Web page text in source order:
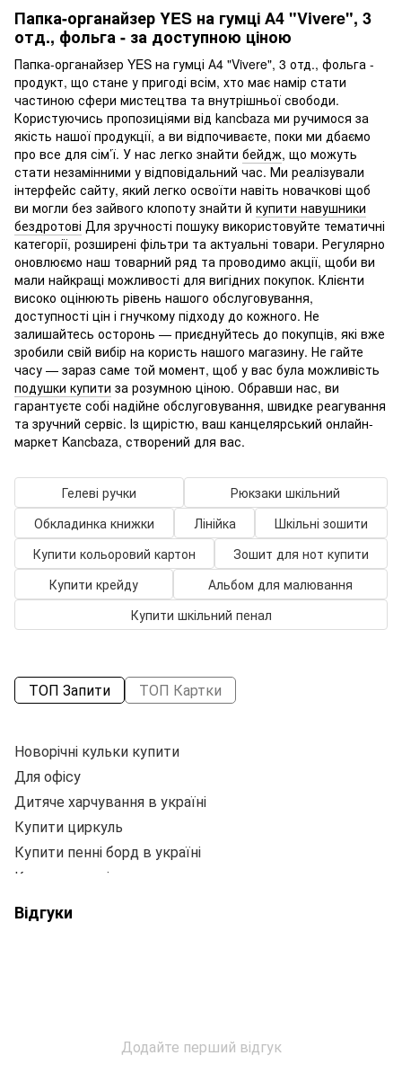
Папка-органайзер YES на гумці А4 "Vivere", 3
отд., фольга - за доступною ціною
Папка-органайзер YES на гумці А4 "Vivere", 3 отд., фольга -
продукт, що стане у пригоді всім, хто має намір стати
частиною сфери мистецтва та внутрішньої свободи.
Користуючись пропозиціями від kancbaza ми ручимося за
якість нашої продукції, а ви відпочиваєте, поки ми дбаємо
про все для сім’ї. У нас легко знайти бейдж, що можуть
стати незамінними у відповідальний час. Ми реалізували
інтерфейс сайту, який легко освоїти навіть новачкові щоб
ви могли без зайвого клопоту знайти й купити навушники
бездротові Для зручності пошуку використовуйте тематичні
категорії, розширені фільтри та актуальні товари. Регулярно
оновлюємо наш товарний ряд та проводимо акції, щоби ви
мали найкращі можливості для вигідних покупок. Клієнти
високо оцінюють рівень нашого обслуговування,
доступності цін і гнучкому підходу до кожного. Не
залишайтесь осторонь — приєднуйтесь до покупців, які вже
зробили свій вибір на користь нашого магазину. Не гайте
часу — зараз саме той момент, щоб у вас була можливість
подушки купити за розумною ціною. Обравши нас, ви
гарантуєте собі надійне обслуговування, швидке реагування
та зручний сервіс. Із щирістю, ваш канцелярський онлайн-
маркет Kancbaza, створений для вас.
Гелеві ручки
Рюкзаки шкільний
Обкладинка книжки
Лінійка
Шкільні зошити
Купити кольоровий картон
Зошит для нот купити
Купити крейду
Альбом для малювання
Купити шкільний пенал
ТОП Запити ТОП Картки
Новорічні кульки купити
Для офісу
Дитяче харчування в україні
Купити циркуль
Купити пенні борд в україні
Купити дитячі прикраси
Іграшкова машина
Силікатний клей
Купити машинку для дитини
Відгуки
Додайте перший відгук